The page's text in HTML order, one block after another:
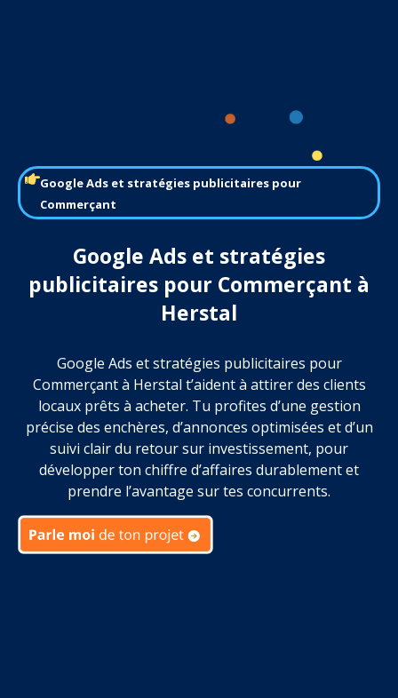
Google Ads et stratégies publicitaires pour
Commerçant
Google Ads et stratégies
publicitaires pour Commerçant à
Herstal
Google Ads et stratégies publicitaires pour
Commerçant à Herstal t’aident à attirer des clients
locaux prêts à acheter. Tu profites d’une gestion
précise des enchères, d’annonces optimisées et d’un
suivi clair du retour sur investissement, pour
développer ton chiffre d’affaires durablement et
prendre l’avantage sur tes concurrents.